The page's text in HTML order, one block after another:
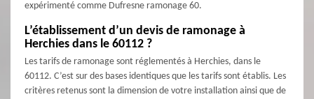
expérimenté comme Dufresne ramonage 60.
L’établissement d’un devis de ramonage à
Herchies dans le 60112 ?
Les tarifs de ramonage sont réglementés à Herchies, dans le
60112. C’est sur des bases identiques que les tarifs sont établis. Les
critères retenus sont la dimension de votre installation ainsi que de